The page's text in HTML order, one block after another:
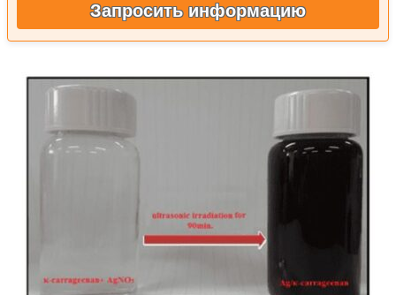
Запросить информацию